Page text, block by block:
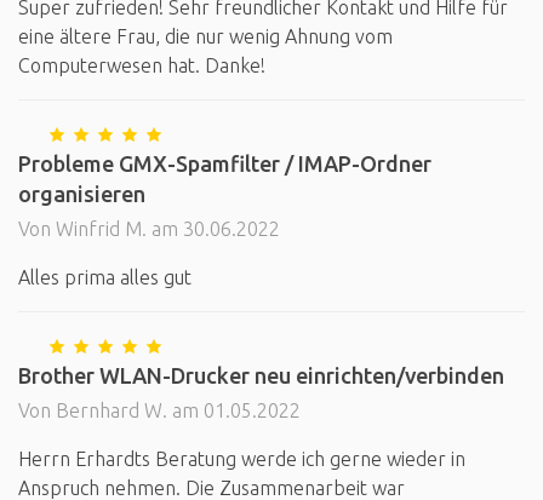
Super zufrieden! Sehr freundlicher Kontakt und Hilfe für
eine ältere Frau, die nur wenig Ahnung vom
Computerwesen hat. Danke!
Probleme GMX-Spamfilter / IMAP-Ordner
organisieren
Von Winfrid M. am 30.06.2022
Alles prima alles gut
Brother WLAN-Drucker neu einrichten/verbinden
Von Bernhard W. am 01.05.2022
Herrn Erhardts Beratung werde ich gerne wieder in
Anspruch nehmen. Die Zusammenarbeit war